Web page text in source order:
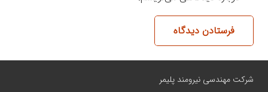
فرستادن دیدگاه
شرکت مهندسی نیرومند پلیمر